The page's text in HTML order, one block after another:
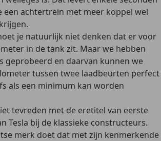
een achtertrein met meer koppel wel
je natuurlijk niet denken dat er voor
in de tank zit. Maar we hebben
geprobeerd en daarvan kunnen we
tussen twee laadbeurten perfect
als een minimum kan worden
tevreden met de eretitel van eerste
Tesla bij de klassieke constructeurs.
merk doet dat met zijn kenmerkende